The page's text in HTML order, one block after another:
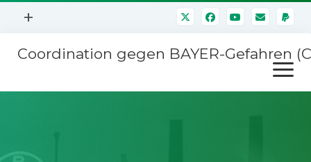
Menü
+
Mitmachen
Kontakt
Coordination gegen BAYER-Gefahren
Menü
öffnen